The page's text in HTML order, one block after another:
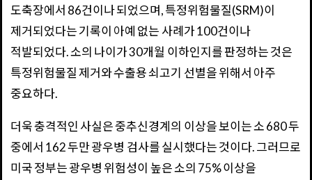
도축장에서 86건이나 되었으며, 특정위험물질(SRM)이
제거되었다는 기록이 아예 없는 사례가 100건이나
적발되었다. 소의 나이가 30개월 이하인지를 판정하는 것은
특정위험물질 제거와 수출용 쇠고기 선별을 위해서 아주
중요하다.
더욱 충격적인 사실은 중추신경계의 이상을 보이는 소 680 두
중에서 162 두만 광우병 검사를 실시했다는 것이다. 그러므로
미국 정부는 광우병 위험성이 높은 소의 75% 이상을